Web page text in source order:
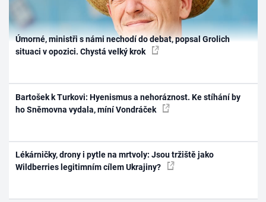
Úmorné, ministři s námi nechodí do debat, popsal Grolich
situaci v opozici. Chystá velký krok
Bartošek k Turkovi: Hyenismus a nehoráznost. Ke stíhání by
ho Sněmovna vydala, míní Vondráček
Lékárničky, drony i pytle na mrtvoly: Jsou tržiště jako
Wildberries legitimním cílem Ukrajiny?